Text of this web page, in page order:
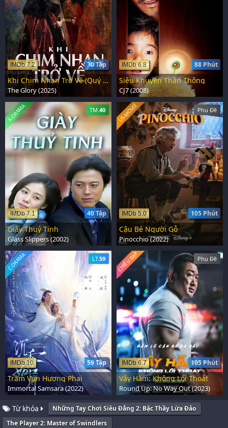
30 Tập
IMDb 7.2
Khi Chim Nhạn Trở Về (Quý Nữ)
The Glory (2025)
88 Phút
IMDb 6.8
Siêu Khuyển Thần Thông
CJ7 (2008)
TM.40
40 Tập
IMDb 7.1
K-DRAMA
Giày Thuỷ Tinh
Glass Slippers (2002)
Phụ Đề
105 Phút
IMDb 5.0
US-MOVIE
Cậu Bé Người Gỗ
Pinocchio (2022)
LT.59
59 Tập
IMDb 10
C-DRAMA
Trầm Vụn Hương Phai
Immortal Samsara (2022)
Phụ Đề
105 Phút
IMDb 6.7
CHIẾU RẠP
Vây Hãm: Không Lối Thoát
Round Up: No Way Out (2023)
Từ khóa
Những Tay Chơi Siêu Đẳng 2: Bậc Thầy Lừa Đảo
The Player 2: Master of Swindlers